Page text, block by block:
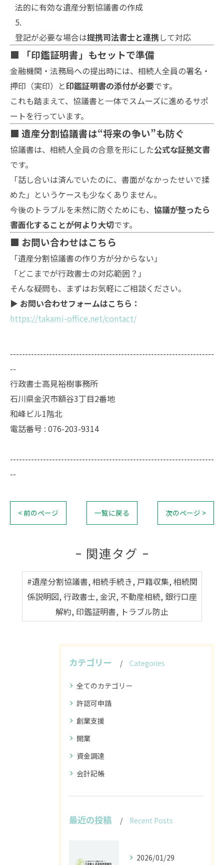
法的に有効な遺産分割協議書の作成
登記が必要な場合は提携司法書士と連携して対応
■ 「印鑑証明書」もセットで準備
金融機関・法務局への提出時には、相続人全員の署名・
押印（実印）と印鑑証明書の添付が必要です。
これも踏まえて、協議書と一体でスムーズに進めるサポ
ートを行っています。
■ 遺産分割協議書は“将来の争い”も防ぐ
協議書は、相続人全員の合意を形にした公式な証拠文書
です。
「話し合いは済んでいたのに、書面がなかったせいで揉
めた」というケースも少なくありません。
今後のトラブルを未然に防ぐためにも、 協議が整ったら
書面化することが何より大切です。
■ お問い合わせはこちら
「遺産分割協議書の作り方が分からない」
「どこまでが行政書士の対応範囲？」
そんな疑問も、まずはお気軽にご相談ください。
▶ お問い合わせフォームはこちら：
https://takami-office.net/contact/
--------------------------------------------------------------------
--
行政書士高見裕樹事務所
石川県金沢市額谷3丁目2番地
和峰ビル1階北
電話番号 : 076-203-9314
--------------------------------------------------------------------
--
< 前のページ 一覧に戻る 次のページ >
関連タグ
#遺産分割協議書, 相続手続き, 戸籍収集, 相続関
係説明図, 行政書士, 金沢, 不動産相続, 銀行口座
解約, 印鑑証明書, トラブル防止
カテゴリー Categories
全てのカテゴリー
許認可申請
創業支援
開業
資金調達
会計記帳
最近の投稿 Recent Posts
2026/01/29